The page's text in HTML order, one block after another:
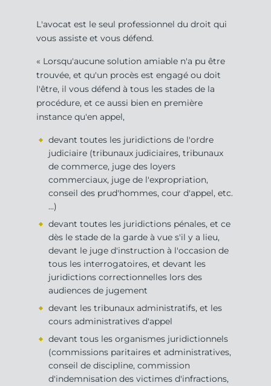
L'avocat est le seul professionnel du droit qui
vous assiste et vous défend.
« Lorsqu'aucune solution amiable n'a pu être
trouvée, et qu'un procès est engagé ou doit
l'être, il vous défend à tous les stades de la
procédure, et ce aussi bien en première
instance qu'en appel,
devant toutes les juridictions de l'ordre
judiciaire (tribunaux judiciaires, tribunaux
de commerce, juge des loyers
commerciaux, juge de l'expropriation,
conseil des prud'hommes, cour d'appel, etc.
...)
devant toutes les juridictions pénales, et ce
dès le stade de la garde à vue s'il y a lieu,
devant le juge d'instruction à l'occasion de
tous les interrogatoires, et devant les
juridictions correctionnelles lors des
audiences de jugement
devant les tribunaux administratifs, et les
cours administratives d'appel
devant tous les organismes juridictionnels
(commissions paritaires et administratives,
conseil de discipline, commission
d'indemnisation des victimes d'infractions,